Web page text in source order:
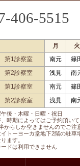
一般内科 循環器内科
406-5515
午後・木曜・日曜・祝日
時期によってはご予約頂いて
からしか空きませんのでご注
トーヨーカ堂地下2階の駐車
ます。
ドは利用できません
月 火
第1診察室 南元 篠
第2診察室
浅見 南
第1診察室 南元 篠
第2診察室
浅見 南